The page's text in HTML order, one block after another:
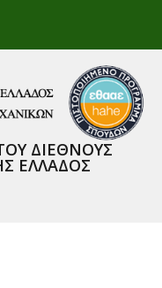
ΔΙΕΘΝΟΥΣ
ΕΛΛΑΔΟΣ